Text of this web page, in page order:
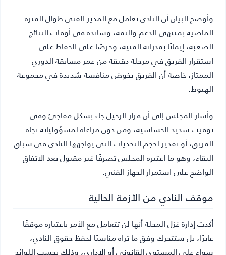
وأوضح البيان أن النادي تعامل مع المدير الفني طوال الفترة
الماضية بمنتهى الدعم والثقة، وسانده في أوقات النتائج
الصعبة، إيمانًا بقدراته الفنية، وحرصًا على الحفاظ على
استقرار الفريق في مرحلة دقيقة من عمر مسابقة الدوري
الممتاز، خاصة أن الفريق يخوض منافسة شديدة في مجموعة
الهبوط.
وأشار المجلس إلى أن قرار الرحيل جاء بشكل مفاجئ وفي
توقيت شديد الحساسية، ومن دون مراعاة لمسؤولياته تجاه
الفريق، أو تقدير لحجم التحديات التي يواجهها النادي في سباق
البقاء، وهو ما اعتبره المجلس تصرفًا غير مقبول بعد الاتفاق
الواضح على استمرار الجهاز الفني.
موقف النادي من الأزمة الحالية
أكدت إدارة غزل المحلة أنها لن تتعامل مع الأمر باعتباره موقفًا
عابرًا، بل ستتحرك وفق ما تراه مناسبًا لحفظ حقوق النادي،
سواء على المستوى القانوني أو الإداري، وذلك بحسب اللوائح